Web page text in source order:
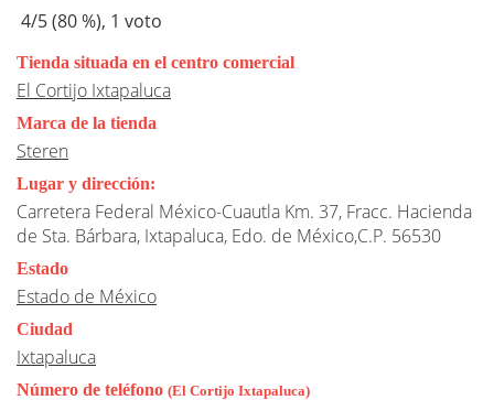
4/5 (80%), 1 voto
Tienda situada en el centro comercial
El Cortijo Ixtapaluca
Marca de la tienda
Steren
Lugar y dirección:
Carretera Federal México-Cuautla Km. 37, Fracc. Hacienda
de Sta. Bárbara, Ixtapaluca, Edo. de México,C.P. 56530
Estado
Estado de México
Ciudad
Ixtapaluca
Número de teléfono (El Cortijo Ixtapaluca)